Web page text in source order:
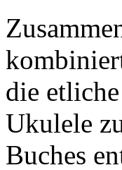
die
Ukulele
Buches